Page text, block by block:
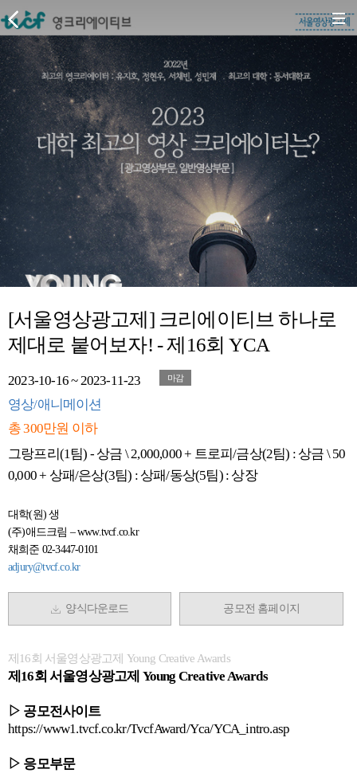
[서울영상광고제] 크리에이티브 하나로
제대로 붙어보자! - 제16회 YCA
2023-10-16 ~ 2023-11-23 마감
영상/애니메이션
총 300만원 이하
그랑프리(1팀) - 상금 \ 2,000,000 + 트로피/금상(2팀) : 상금 \ 50
0,000 + 상패/은상(3팀) : 상패/동상(5팀) : 상장
대학(원) 생
(주)애드크림 – www.tvcf.co.kr
채희준 02-3447-0101
adjury@tvcf.co.kr
양식다운로드 공모전 홈페이지
제16회 서울영상광고제 Young Creative Awards
제16회 서울영상광고제 Young Creative Awards
▷ 공모전사이트
https://www1.tvcf.co.kr/TvcfAward/Yca/YCA_intro.asp
▷ 응모부문